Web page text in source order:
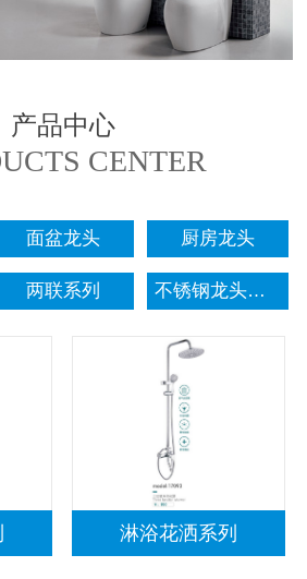
产品中心
CENTER
面盆龙头 厨房龙头
两联系列 不锈钢龙头系列
淋浴花洒系列